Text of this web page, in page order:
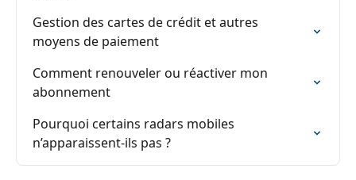
Gestion des cartes de crédit et autres
moyens de paiement
Comment renouveler ou réactiver mon
abonnement
Pourquoi certains radars mobiles
n’apparaissent-ils pas ?